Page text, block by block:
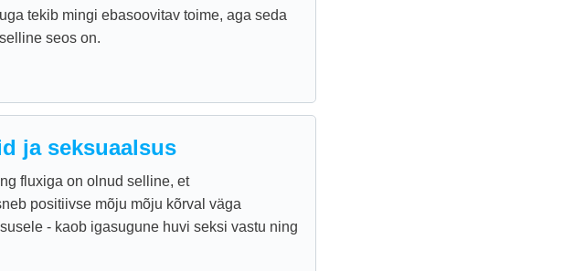
tekib mingi ebasoovitav toime, aga seda
seos on.
ja seksuaalsus
fluxiga on olnud selline, et
positiivse mõju mõju kõrval väga
- kaob igasugune huvi seksi vastu ning